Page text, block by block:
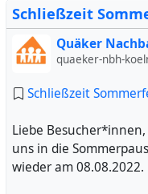
Schließzeit
Quäker
quaeker-nbh-
Schließzeit
Liebe
uns in die
wieder am 08.08.2022.